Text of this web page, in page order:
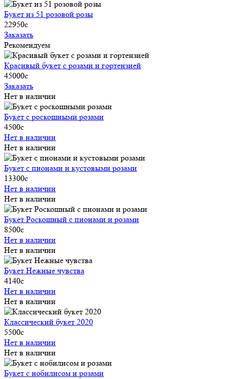
Букет из 51 розовой розы
22950c
Заказать
Рекомендуем
Красивый букет с розами и гортензией
45000c
Заказать
Нет в наличии
Букет с роскошными розами
4500c
Нет в наличии
Нет в наличии
Букет с пионами и кустовыми розами
13300c
Нет в наличии
Нет в наличии
Букет Роскошный с пионами и розами
8500c
Нет в наличии
Нет в наличии
Букет Нежные чувства
4140c
Нет в наличии
Нет в наличии
Классический букет 2020
5500c
Нет в наличии
Нет в наличии
Букет с нобилисом и розами